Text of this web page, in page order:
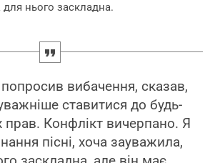
для нього заскладна.
вибачення, сказав,
ставитися до будь-
прав. Конфлікт вичерпано. Я
пісні, хоча зауважила,